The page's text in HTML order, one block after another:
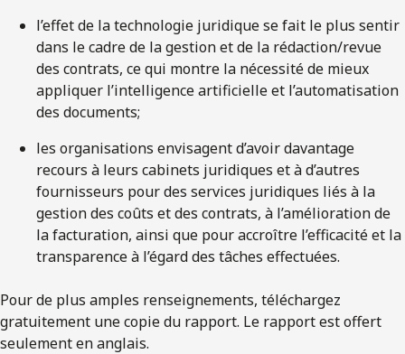
l’effet de la technologie juridique se fait le plus sentir
dans le cadre de la gestion et de la rédaction/revue
des contrats, ce qui montre la nécessité de mieux
appliquer l’intelligence artificielle et l’automatisation
des documents;
les organisations envisagent d’avoir davantage
recours à leurs cabinets juridiques et à d’autres
fournisseurs pour des services juridiques liés à la
gestion des coûts et des contrats, à l’amélioration de
la facturation, ainsi que pour accroître l’efficacité et la
transparence à l’égard des tâches effectuées.
Pour de plus amples renseignements, téléchargez
gratuitement une copie du rapport. Le rapport est offert
seulement en anglais.